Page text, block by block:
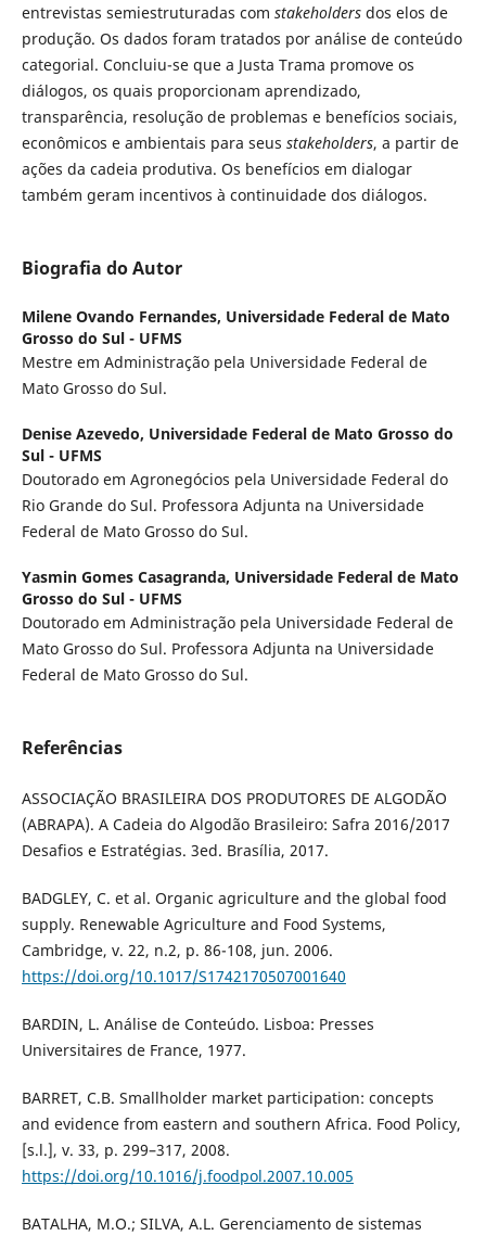
entrevistas semiestruturadas com stakeholdersdos elos de
produção. Os dados foram tratados por análise de conteúdo
categorial. Concluiu-se que a Justa Trama promove os
diálogos, os quais proporcionam aprendizado,
transparência, resolução de problemas e benefícios sociais,
econômicos e ambientais para seus stakeholders, a partir de
ações da cadeia produtiva. Os benefícios em dialogar
também geram incentivos à continuidade dos diálogos.
Biografia do Autor
Milene Ovando Fernandes, Universidade Federal de Mato
Grosso do Sul - UFMS
Mestre em Administração pela Universidade Federal de
Mato Grosso do Sul.
Denise Azevedo, Universidade Federal de Mato Grosso do
Sul - UFMS
Doutorado em Agronegócios pela Universidade Federal do
Rio Grande do Sul. Professora Adjunta na Universidade
Federal de Mato Grosso do Sul.
Yasmin Gomes Casagranda, Universidade Federal de Mato
Grosso do Sul - UFMS
Doutorado em Administração pela Universidade Federal de
Mato Grosso do Sul. Professora Adjunta na Universidade
Federal de Mato Grosso do Sul.
Referências
ASSOCIAÇÃO BRASILEIRA DOS PRODUTORES DE ALGODÃO
(ABRAPA). A Cadeia do Algodão Brasileiro: Safra 2016/2017
Desafios e Estratégias. 3ed. Brasília, 2017.
BADGLEY, C. et al. Organic agriculture and the global food
supply. Renewable Agriculture and Food Systems,
Cambridge, v. 22, n.2, p. 86-108, jun. 2006.
https://doi.org/10.1017/S1742170507001640
BARDIN, L. Análise de Conteúdo. Lisboa: Presses
Universitaires de France, 1977.
BARRET, C.B. Smallholder market participation: concepts
and evidence from eastern and southern Africa. Food Policy,
[s.l.], v. 33, p. 299–317, 2008.
https://doi.org/10.1016/j.foodpol.2007.10.005
BATALHA, M.O.; SILVA, A.L. Gerenciamento de sistemas